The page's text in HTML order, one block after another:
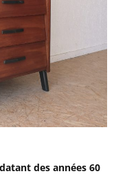
des années 60